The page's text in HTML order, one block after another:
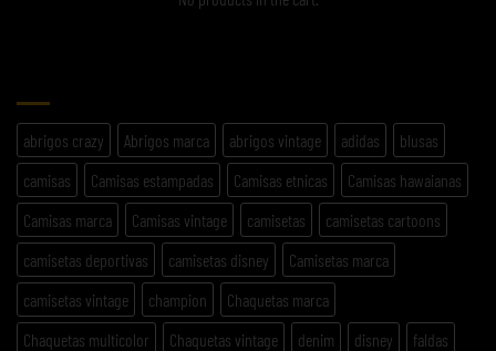
abrigos crazy Abrigos marca abrigos vintage adidas
blusas
camisas
Camisas estampadas Camisas etnicas
Camisas hawaianas
Camisas marca
Camisas vintage camisetas
camisetas cartoons
camisetas deportivas
camisetas disney
Camisetas marca
camisetas vintage
champion
Chaquetas marca
Chaquetas multicolor
Chaquetas vintage denim disney
faldas